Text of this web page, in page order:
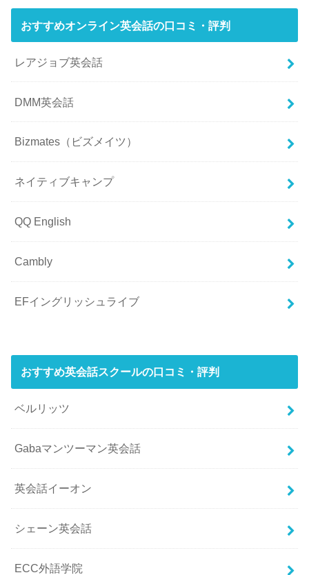
おすすめオンライン英会話の口コミ・評判
レアジョブ英会話
DMM英会話
Bizmates（ビズメイツ）
ネイティブキャンプ
QQ English
Cambly
EFイングリッシュライブ
おすすめ英会話スクールの口コミ・評判
ベルリッツ
Gabaマンツーマン英会話
英会話イーオン
シェーン英会話
ECC外語学院